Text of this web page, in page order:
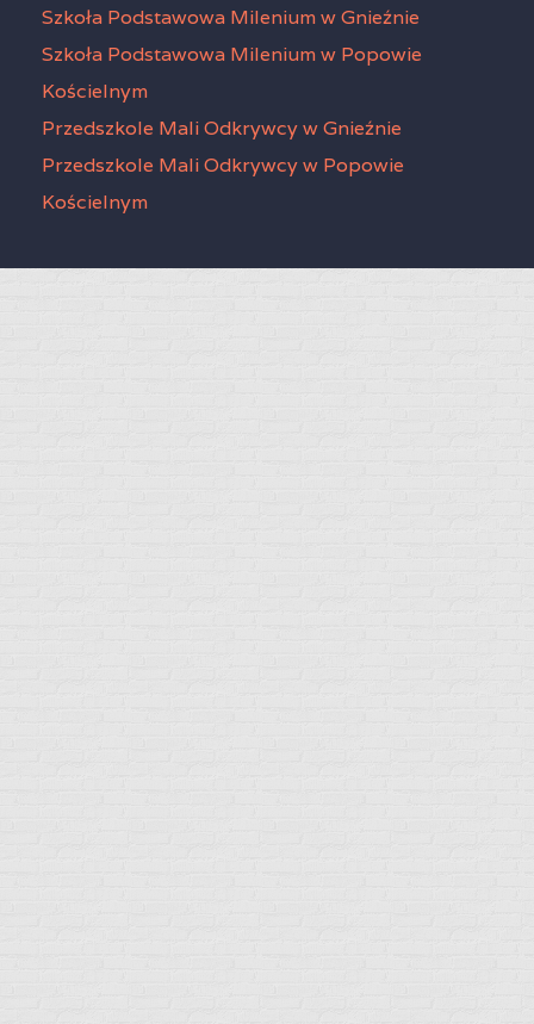
Szkoła Podstawowa Milenium w Gnieźnie
Szkoła Podstawowa Milenium w Popowie
Kościelnym
Przedszkole Mali Odkrywcy w Gnieźnie
Przedszkole Mali Odkrywcy w Popowie
Kościelnym